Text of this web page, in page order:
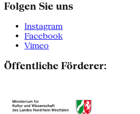
Folgen Sie uns
Instagram
Facebook
Vimeo
Öffentliche Förderer: